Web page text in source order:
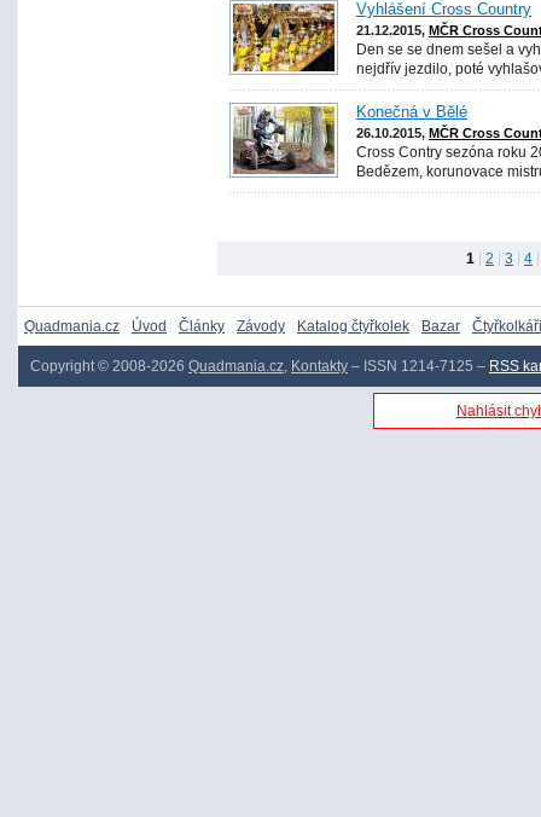
Vyhlášení Cross Country
21.12.2015, MČR Cross
Den se se dnem sešel a
nejdřív jezdilo, poté
Konečná v Bělé
26.10.2015, MČR Cross
Cross Contry sezóna roku
Bedězem, korunovace
1 2 3 4
Quadmania.cz Úvod Články Závody Katalog čtyřkolek Bazar Čtyřkolkáři
Copyright © 2008-2026 Quadmania.cz, Kontakty – ISSN 1214-7125 – RSS
Nahlásit